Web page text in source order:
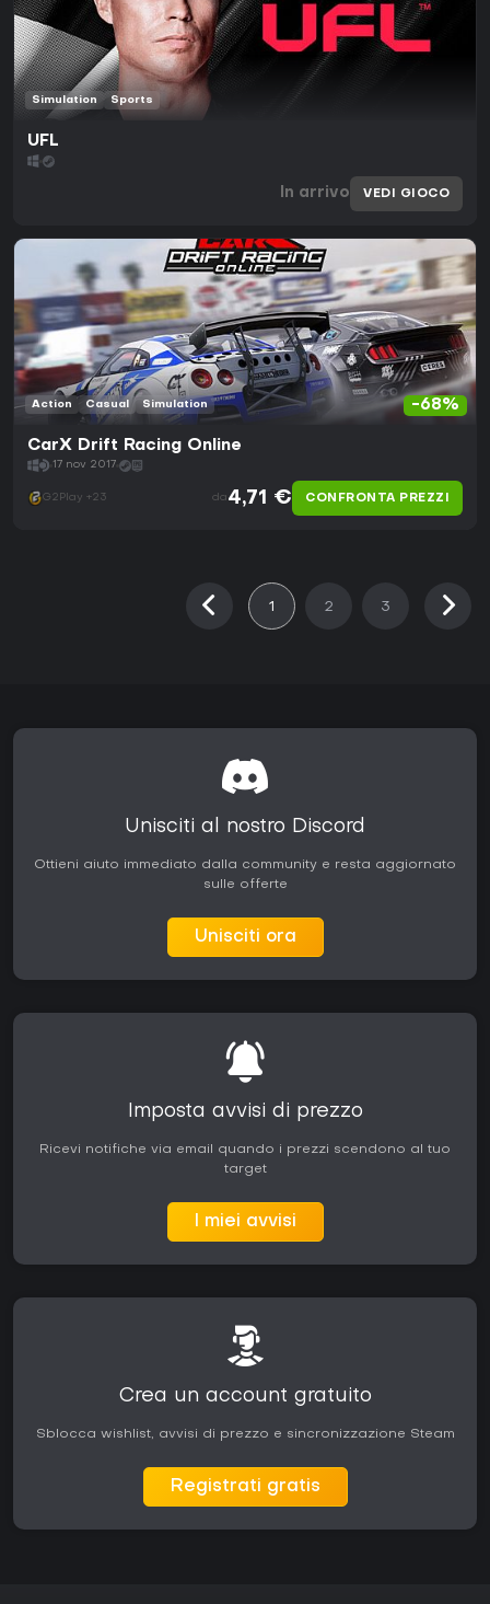
Simulation Sports
UFL
In arrivo VEDI GIOCO
-68%
Action Casual Simulation
CarX Drift Racing Online
17 nov 2017
G2Play +23 da 4,71 € CONFRONTA PREZZI
1 2 3
Unisciti al nostro Discord
Ottieni aiuto immediato dalla community e resta aggiornato
sulle offerte
Unisciti ora
Imposta avvisi di prezzo
Ricevi notifiche via email quando i prezzi scendono al tuo
target
I miei avvisi
Crea un account gratuito
Sblocca wishlist, avvisi di prezzo e sincronizzazione Steam
Registrati gratis